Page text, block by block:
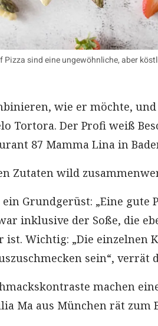
Pizza sind eine ungewöhnliche, aber
wie er möchte,
Tortora. Der Profi weiß
87 Mamma Lina in
Zutaten wild
Grundgerüst: „Eine gute
inklusive der Soße, die
ist. Wichtig: „Die einzelnen
sein“, verrät
machen
Ma aus München rät zum